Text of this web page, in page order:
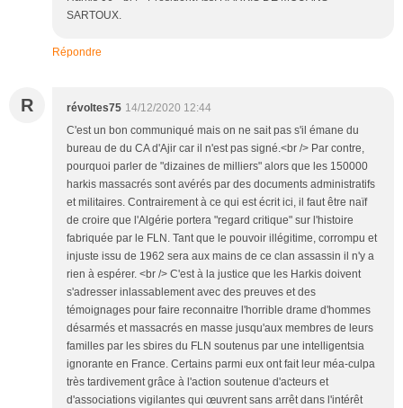
SARTOUX.
Répondre
R révoltes75 14/12/2020 12:44
C'est un bon communiqué mais on ne sait pas s'il émane du
bureau de du CA d'Ajir car il n'est pas signé.<br /> Par contre,
pourquoi parler de "dizaines de milliers" alors que les 150000
harkis massacrés sont avérés par des documents administratifs
et militaires. Contrairement à ce qui est écrit ici, il faut être naïf
de croire que l'Algérie portera "regard critique" sur l'histoire
fabriquée par le FLN. Tant que le pouvoir illégitime, corrompu et
injuste issu de 1962 sera aux mains de ce clan assassin il n'y a
rien à espérer. <br /> C'est à la justice que les Harkis doivent
s'adresser inlassablement avec des preuves et des
témoignages pour faire reconnaitre l'horrible drame d'hommes
désarmés et massacrés en masse jusqu'aux membres de leurs
familles par les sbires du FLN soutenus par une intelligentsia
ignorante en France. Certains parmi eux ont fait leur méa-culpa
très tardivement grâce à l'action soutenue d'acteurs et
d'associations vigilantes qui œuvrent sans arrêt dans l'intérêt